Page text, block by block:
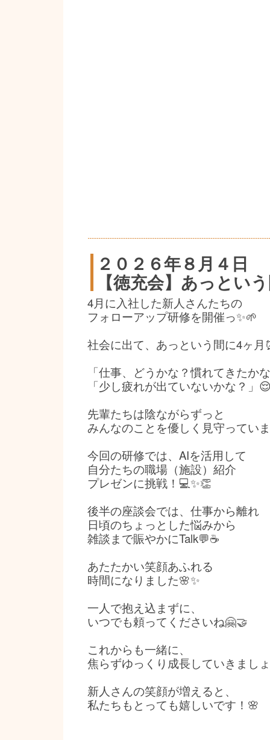
２０２６年８月４日
【徳充会】あっとい
4月に入社した新人さんたちの
フォローアップ研修を開催っ✨🌱
社会に出て、あっという間に4ヶ月
「仕事、どうかな？慣れてきたか
「少し疲れが出ていないかな？」
先輩たちは陰ながらずっと
みんなのことを優しく見守ってい
今回の研修では、AIを活用して
自分たちの職場（施設）紹介
プレゼンに挑戦！💻✨👏
後半の座談会では、仕事から離れ
日頃のちょっとした悩みから
雑談まで賑やかにTalk💬☕️
あたたかい笑顔あふれる
時間になりました🌸✨
一人で抱え込まずに、
いつでも頼ってくださいね🤗🤝
これからも一緒に、
焦らずゆっくり成長していきまし
新人さんの笑顔が増えると、
私たちもとっても嬉しいです！🌸